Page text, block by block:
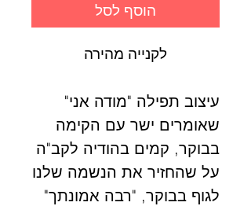
הוסף לסל
לקנייה מהירה
עיצוב תפילה "מודה אני"
שאומרים ישר עם הקימה
בבוקר, קמים בהודיה לקב"ה
על שהחזיר את הנשמה שלנו
לגוף בבוקר, "רבה אמונתך"